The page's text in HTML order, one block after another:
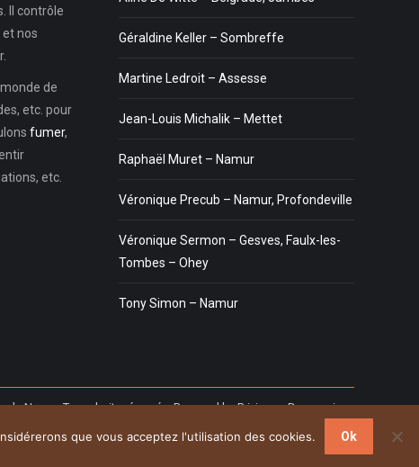
Il contrôle
nos
de
etc. pour
fumer,
etc.
Géraldine Keller – Sombreffe
Martine Ledroit – Assesse
Jean-Louis Michalik – Mettet
Raphaël Muret – Namur
Véronique Precub – Namur, Profondeville
Véronique Sermon – Gesves, Faulx-les-
Tombes – Ohey
Tony Simon – Namur
de Namur.Tous droits réservés. Powered byPrivium – Des services
que vous acceptez l'utilisation des cookies. Ok